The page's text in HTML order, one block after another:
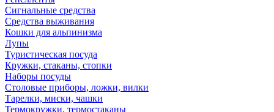
Сигнальные средства
Средства выживания
Кошки для альпинизма
Лупы
Туристическая посуда
Кружки, стаканы, стопки
Наборы посуды
Столовые приборы, ложки, вилки
Тарелки, миски, чашки
Термокружки, термостаканы